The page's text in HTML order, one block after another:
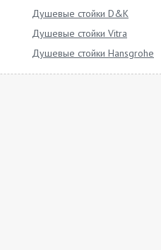
Душевые стойки D&K
Душевые стойки Vitra
Душевые стойки Hansgrohe